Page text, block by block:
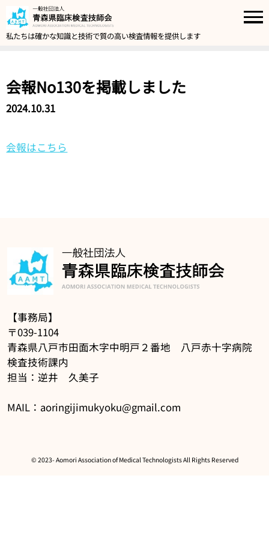
私たちは確かな知識と技術で質の高い検査情報を提供します
会報No130を掲載しました
2024.10.31
会報はこちら
【事務局】
〒039-1104
青森県八戸市田面木字中明戸２番地 八戸赤十字病院
検査技術課内
担当：逆井 久美子
MAIL：aoringijimukyoku@gmail.com
©️ 2023- Aomori Association of Medical Technologists All Rights Reserved